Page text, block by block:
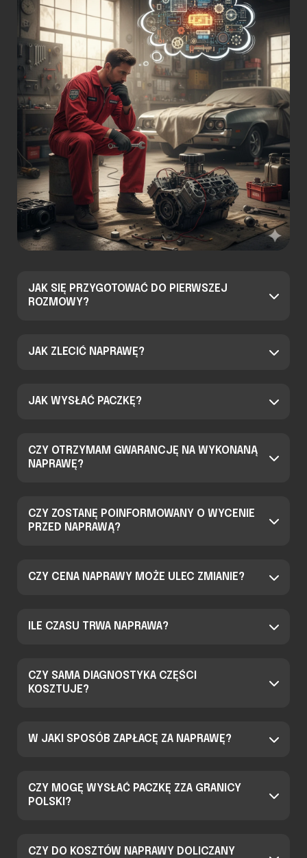
JAK SIĘ PRZYGOTOWAĆ DO PIERWSZEJ
ROZMOWY?
JAK ZLECIĆ NAPRAWĘ?
JAK WYSŁAĆ PACZKĘ?
CZY OTRZYMAM GWARANCJĘ NA WYKONANĄ
NAPRAWĘ?
CZY ZOSTANĘ POINFORMOWANY O WYCENIE
PRZED NAPRAWĄ?
CZY CENA NAPRAWY MOŻE ULEC ZMIANIE?
ILE CZASU TRWA NAPRAWA?
CZY SAMA DIAGNOSTYKA CZĘŚCI
KOSZTUJE?
W JAKI SPOSÓB ZAPŁACĘ ZA NAPRAWĘ?
CZY MOGĘ WYSŁAĆ PACZKĘ ZZA GRANICY
POLSKI?
CZY DO KOSZTÓW NAPRAWY DOLICZANY